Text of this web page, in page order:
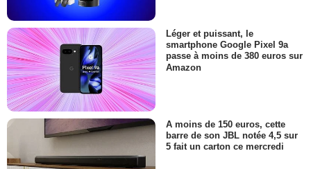
Léger et puissant, le
smartphone Google Pixel 9a
passe à moins de 380 euros sur
Amazon
A moins de 150 euros, cette
barre de son JBL notée 4,5 sur
5 fait un carton ce mercredi